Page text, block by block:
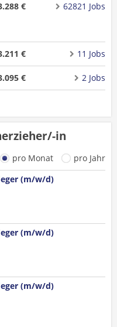
€ 62821 Jobs
€ 11 Jobs
€ 2 Jobs
in
pro Monat
pro Jahr
(m/w/d)
(m/w/d)
(m/w/d)